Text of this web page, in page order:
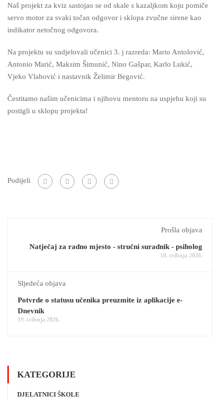
Naš projekt za kviz sastojao se od skale s kazaljkom koju pomiče
servo motor za svaki točan odgovor i sklopa zvučne sirene kao
indikator netočnog odgovora.
Na projektu su sudjelovali učenici 3. j razreda: Mario Antolović,
Antonio Marić, Maksim Šimunić, Nino Gašpar, Karlo Lukić,
Vjeko Vlahović i nastavnik Želimir Begović.
Čestitamo našim učenicima i njihovu mentoru na uspjehu koji su
postigli u sklopu projekta!
Podijeli
Prošla objava
Natječaj za radno mjesto - stručni suradnik - psiholog
18. svibnja 2026.
Sljedeća objava
Potvrde o statusu učenika preuzmite iz aplikacije e-
Dnevnik
19. svibnja 2026.
KATEGORIJE
DJELATNICI ŠKOLE